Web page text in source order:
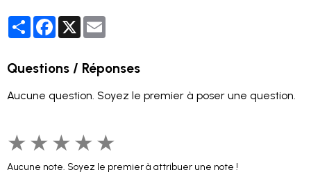
PartagerFacebook
X
Questions / Réponses
Aucune question. Soyez le premier à poser une question.
★ ★ ★ ★ ★
Aucune note. Soyez le premier à attribuer une note !